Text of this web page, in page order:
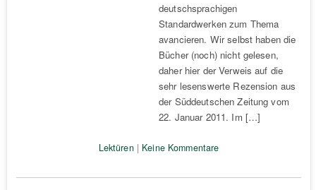
deutschsprachigen
Standardwerken zum Thema
avancieren. Wir selbst haben die
Bücher (noch) nicht gelesen,
daher hier der Verweis auf die
sehr lesenswerte Rezension aus
der Süddeutschen Zeitung vom
22. Januar 2011. Im […]
Lektüren| Keine Kommentare